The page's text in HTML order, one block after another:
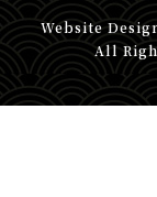
Website
All